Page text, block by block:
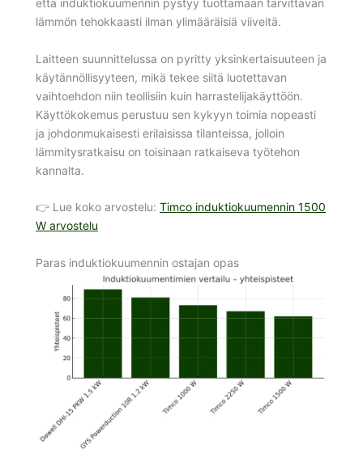
että induktiokuumennin pystyy tuottamaan tarvittavan
lämmön tehokkaasti ilman ylimääräisiä viiveitä.
Laitteen suunnittelussa on pyritty yksinkertaisuuteen ja
käytännöllisyyteen, mikä tekee siitä luotettavan
vaihtoehdon niin teollisiin kuin harrastelijakäyttöön.
Käyttökokemus perustuu sen kykyyn toimia nopeasti
ja johdonmukaisesti erilaisissa tilanteissa, jolloin
lämmitysratkaisu on toisinaan ratkaiseva työtehon
kannalta.
👉 Lue koko arvostelu: Timco induktiokuumennin 1500
W arvostelu
Paras induktiokuumennin ostajan opas